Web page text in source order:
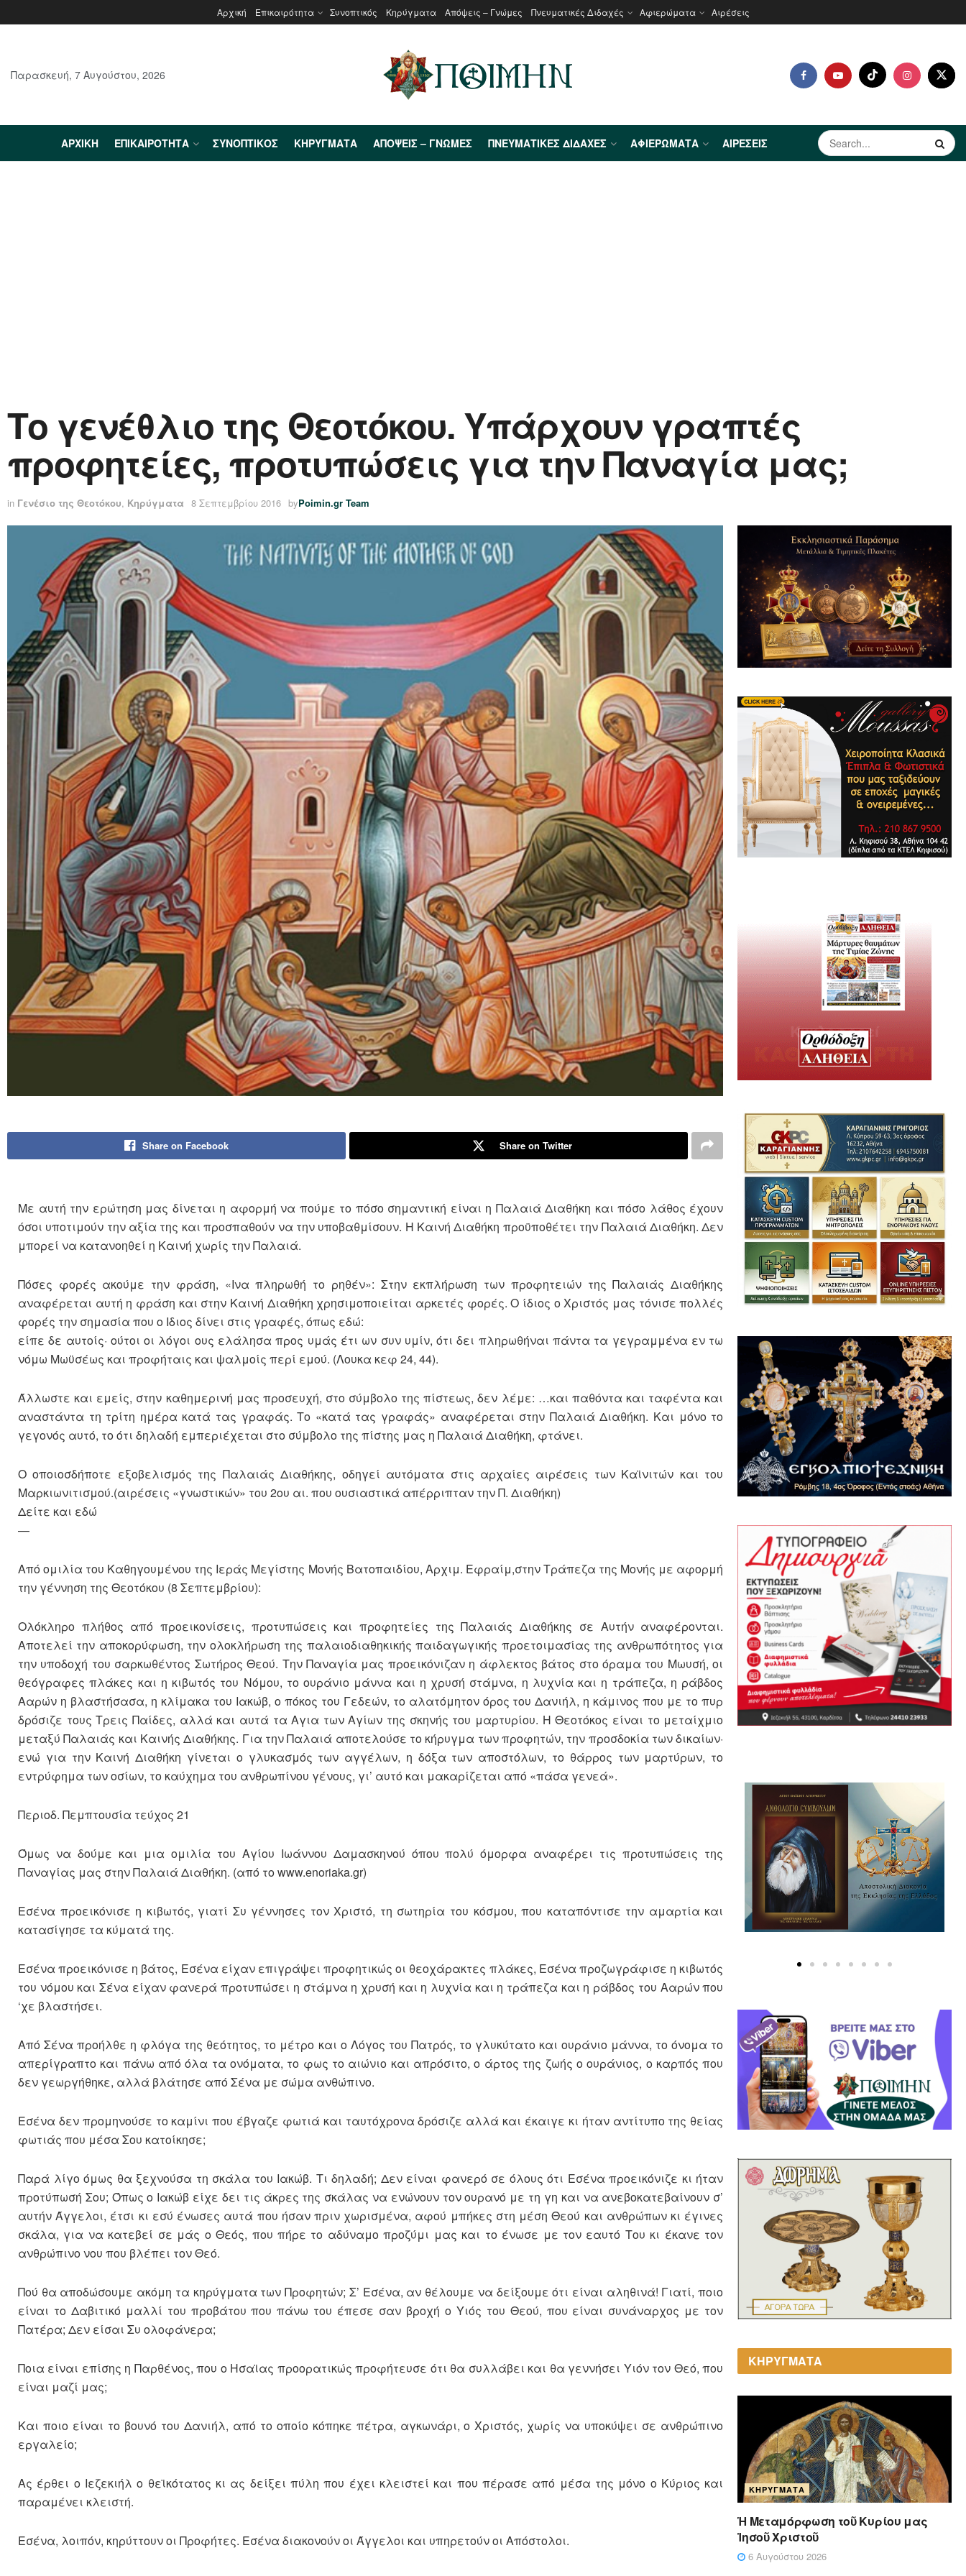
Αρχική Επικαιρότητα Συνοπτικός Κηρύγματα Απόψεις – Γνώμες Πνευματικές Διδαχές Αφιερώματα Αιρέσεις
Παρασκευή, 7 Αυγούστου, 2026
ΑΡΧΙΚΉ ΕΠΙΚΑΙΡΌΤΗΤΑ ΣΥΝΟΠΤΙΚΌΣ ΚΗΡΎΓΜΑΤΑ ΑΠΌΨΕΙΣ – ΓΝΏΜΕΣ ΠΝΕΥΜΑΤΙΚΈΣ ΔΙΔΑΧΈΣ ΑΦΙΕΡΏΜΑΤΑ ΑΙΡΈΣΕΙΣ
Το γενέθλιο της Θεοτόκου. Υπάρχουν γραπτές
προφητείες, προτυπώσεις για την Παναγία μας;
in Γενέσιο της Θεοτόκου, Κηρύγματα 8 Σεπτεμβρίου 2016 byPoimin.gr Team
Share on Facebook Share on Twitter
Με αυτή την ερώτηση μας δίνεται η αφορμή να πούμε το πόσο σημαντική είναι η Παλαιά Διαθήκη και πόσο λάθος έχουν
όσοι υποτιμούν την αξία της και προσπαθούν να την υποβαθμίσουν. Η Καινή Διαθήκη προϋποθέτει την Παλαιά Διαθήκη. Δεν
μπορεί να κατανοηθεί η Καινή χωρίς την Παλαιά.
Πόσες φορές ακούμε την φράση, «Ινα πληρωθή το ρηθέν»: Στην εκπλήρωση των προφητειών της Παλαιάς Διαθήκης
αναφέρεται αυτή η φράση και στην Καινή Διαθήκη χρησιμοποιείται αρκετές φορές. Ο ίδιος ο Χριστός μας τόνισε πολλές
φορές την σημασία που ο Ιδιος δίνει στις γραφές, όπως εδώ:
είπε δε αυτοίς· ούτοι οι λόγοι ους ελάλησα προς υμάς έτι ων συν υμίν, ότι δει πληρωθήναι πάντα τα γεγραμμένα εν τω
νόμω Μωϋσέως και προφήταις και ψαλμοίς περί εμού. (Λουκα κεφ 24, 44).
Άλλωστε και εμείς, στην καθημερινή μας προσευχή, στο σύμβολο της πίστεως, δεν λέμε: …και παθόντα και ταφέντα και
αναστάντα τη τρίτη ημέρα κατά τας γραφάς. Το «κατά τας γραφάς» αναφέρεται στην Παλαιά Διαθήκη. Και μόνο το
γεγονός αυτό, το ότι δηλαδή εμπεριέχεται στο σύμβολο της πίστης μας η Παλαιά Διαθήκη, φτάνει.
Ο οποιοσδήποτε εξοβελισμός της Παλαιάς Διαθήκης, οδηγεί αυτόματα στις αρχαίες αιρέσεις των Καϊνιτών και του
Μαρκιωνιτισμού.(αιρέσεις «γνωστικών» του 2ου αι. που ουσιαστικά απέρριπταν την Π. Διαθήκη)
Δείτε και εδώ
—
Από ομιλία του Καθηγουμένου της Ιεράς Μεγίστης Μονής Βατοπαιδίου, Αρχιμ. Εφραίμ,στην Τράπεζα της Μονής με αφορμή
την γέννηση της Θεοτόκου (8 Σεπτεμβρίου):
Ολόκληρο πλήθος από προεικονίσεις, προτυπώσεις και προφητείες της Παλαιάς Διαθήκης σε Αυτήν αναφέρονται.
Αποτελεί την αποκορύφωση, την ολοκλήρωση της παλαιοδιαθηκικής παιδαγωγικής προετοιμασίας της ανθρωπότητος για
την υποδοχή του σαρκωθέντος Σωτήρος Θεού. Την Παναγία μας προεικόνιζαν η άφλεκτος βάτος στο όραμα του Μωυσή, οι
θεόγραφες πλάκες και η κιβωτός του Νόμου, το ουράνιο μάννα και η χρυσή στάμνα, η λυχνία και η τράπεζα, η ράβδος
Ααρών η βλαστήσασα, η κλίμακα του Ιακώβ, ο πόκος του Γεδεών, το αλατόμητον όρος του Δανιήλ, η κάμινος που με το πυρ
δρόσιζε τους Τρεις Παίδες, αλλά και αυτά τα Αγια των Αγίων της σκηνής του μαρτυρίου. Η Θεοτόκος είναι το μεταίχμιο
μεταξύ Παλαιάς και Καινής Διαθήκης. Για την Παλαιά αποτελούσε το κήρυγμα των προφητών, την προσδοκία των δικαίων·
ενώ για την Καινή Διαθήκη γίνεται ο γλυκασμός των αγγέλων, η δόξα των αποστόλων, το θάρρος των μαρτύρων, το
εντρύφημα των οσίων, το καύχημα του ανθρωπίνου γένους, γι’ αυτό και μακαρίζεται από «πάσα γενεά».
Περιοδ. Πεμπτουσία τεύχος 21
Όμως να δούμε και μια ομιλία του Αγίου Ιωάννου Δαμασκηνού όπου πολύ όμορφα αναφέρει τις προτυπώσεις της
Παναγίας μας στην Παλαιά Διαθήκη. (από το www.enoriaka.gr)
Εσένα προεικόνισε η κιβωτός, γιατί Συ γέννησες τον Χριστό, τη σωτηρία του κόσμου, που καταπόντισε την αμαρτία και
κατασίγησε τα κύματά της.
Εσένα προεικόνισε η βάτος, Εσένα είχαν επιγράψει προφητικώς οι θεοχάρακτες πλάκες, Εσένα προζωγράφισε η κιβωτός
του νόμου και Σένα είχαν φανερά προτυπώσει η στάμνα η χρυσή και η λυχνία και η τράπεζα και η ράβδος του Ααρών που
‘χε βλαστήσει.
Από Σένα προήλθε η φλόγα της θεότητος, το μέτρο και ο Λόγος του Πατρός, το γλυκύτατο και ουράνιο μάννα, το όνομα το
απερίγραπτο και πάνω από όλα τα ονόματα, το φως το αιώνιο και απρόσιτο, ο άρτος της ζωής ο ουράνιος, ο καρπός που
δεν γεωργήθηκε, αλλά βλάτησε από Σένα με σώμα ανθώπινο.
Εσένα δεν προμηνούσε το καμίνι που έβγαζε φωτιά και ταυτόχρονα δρόσιζε αλλά και έκαιγε κι ήταν αντίτυπο της θείας
φωτιάς που μέσα Σου κατοίκησε;
Παρά λίγο όμως θα ξεχνούσα τη σκάλα του Ιακώβ. Τι δηλαδή; Δεν είναι φανερό σε όλους ότι Εσένα προεικόνιζε κι ήταν
προτύπωσή Σου; Όπως ο Ιακώβ είχε δει τις άκρες της σκάλας να ενώνουν τον ουρανό με τη γη και να ανεβοκατεβαίνουν σ’
αυτήν Άγγελοι, έτσι κι εσύ ένωσες αυτά που ήσαν πριν χωρισμένα, αφού μπήκες στη μέση Θεού και ανθρώπων κι έγινες
σκάλα, για να κατεβεί σε μάς ο Θεός, που πήρε το αδύναμο προζύμι μας και το ένωσε με τον εαυτό Του κι έκανε τον
ανθρώπινο νου που βλέπει τον Θεό.
Πού θα αποδώσουμε ακόμη τα κηρύγματα των Προφητών; Σ’ Εσένα, αν θέλουμε να δείξουμε ότι είναι αληθινά! Γιατί, ποιο
είναι το Δαβιτικό μαλλί του προβάτου που πάνω του έπεσε σαν βροχή ο Υιός του Θεού, που είναι συνάναρχος με τον
Πατέρα; Δεν είσαι Συ ολοφάνερα;
Ποια είναι επίσης η Παρθένος, που ο Ησαϊας προορατικώς προφήτευσε ότι θα συλλάβει και θα γεννήσει Υιόν τον Θεό, που
είναι μαζί μας;
Και ποιο είναι το βουνό του Δανιήλ, από το οποίο κόπηκε πέτρα, αγκωνάρι, ο Χριστός, χωρίς να υποκύψει σε ανθρώπινο
εργαλείο;
Ας έρθει ο Ιεζεκιήλ ο θεϊκότατος κι ας δείξει πύλη που έχει κλειστεί και που πέρασε από μέσα της μόνο ο Κύριος και
παραμένει κλειστή.
Εσένα, λοιπόν, κηρύττουν οι Προφήτες. Εσένα διακονούν οι Άγγελοι και υπηρετούν οι Απόστολοι.
ΚΗΡΥΓΜΑΤΑ
ΚΗΡΎΓΜΑΤΑ
Ἡ Μεταμόρφωση τοῦ Κυρίου μας
Ἰησοῦ Χριστοῦ
6 Αυγούστου 2026